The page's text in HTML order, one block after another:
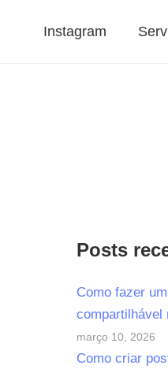
Instagram
Posts
Como fazer
compartilhável
março 10, 2026
Como criar